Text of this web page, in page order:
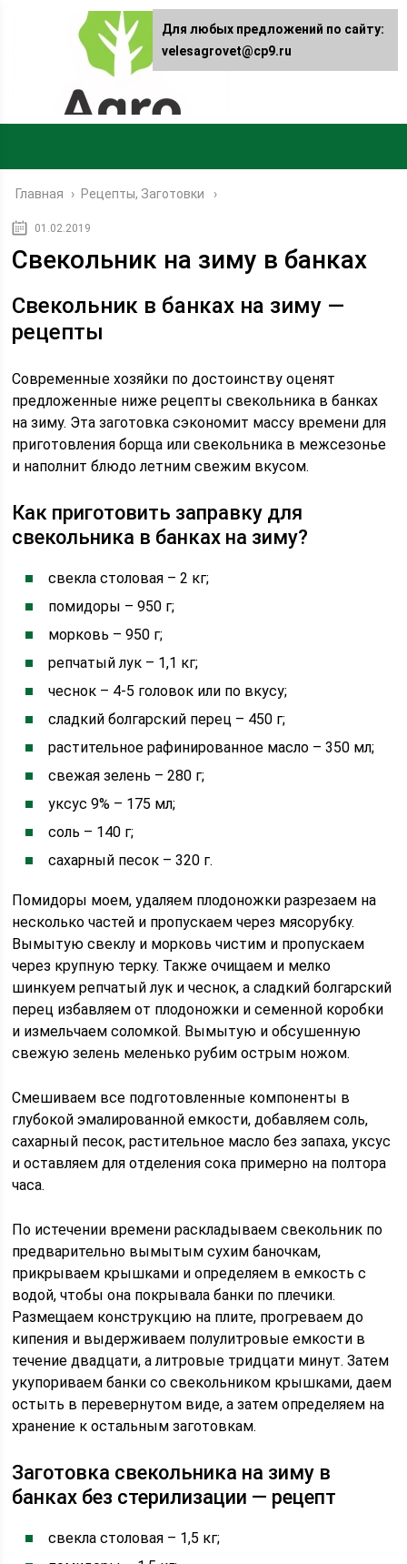
Главная › Рецепты, Заготовки
01.02.2019
Свекольник на зиму в банках
Свекольник в банках на зиму —
рецепты
Современные хозяйки по достоинству оценят
предложенные ниже рецепты свекольника в банках
на зиму. Эта заготовка сэкономит массу времени для
приготовления борща или свекольника в межсезонье
и наполнит блюдо летним свежим вкусом.
Как приготовить заправку для
свекольника в банках на зиму?
свекла столовая – 2 кг;
помидоры – 950 г;
морковь – 950 г;
репчатый лук – 1,1 кг;
чеснок – 4-5 головок или по вкусу;
сладкий болгарский перец – 450 г;
растительное рафинированное масло – 350 мл;
свежая зелень – 280 г;
уксус 9% – 175 мл;
соль – 140 г;
сахарный песок – 320 г.
Помидоры моем, удаляем плодоножки разрезаем на
несколько частей и пропускаем через мясорубку.
Вымытую свеклу и морковь чистим и пропускаем
через крупную терку. Также очищаем и мелко
шинкуем репчатый лук и чеснок, а сладкий болгарский
перец избавляем от плодоножки и семенной коробки
и измельчаем соломкой. Вымытую и обсушенную
свежую зелень меленько рубим острым ножом.
Смешиваем все подготовленные компоненты в
глубокой эмалированной емкости, добавляем соль,
сахарный песок, растительное масло без запаха, уксус
и оставляем для отделения сока примерно на полтора
часа.
По истечении времени раскладываем свекольник по
предварительно вымытым сухим баночкам,
прикрываем крышками и определяем в емкость с
водой, чтобы она покрывала банки по плечики.
Размещаем конструкцию на плите, прогреваем до
кипения и выдерживаем полулитровые емкости в
течение двадцати, а литровые тридцати минут. Затем
укупориваем банки со свекольником крышками, даем
остыть в перевернутом виде, а затем определяем на
хранение к остальным заготовкам.
Заготовка свекольника на зиму в
банках без стерилизации — рецепт
свекла столовая – 1,5 кг;
Для любых предложений по сайту:
velesagrovet@cp9.ru